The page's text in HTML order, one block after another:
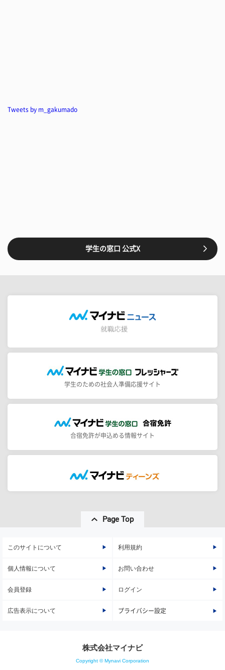
Tweets by m_gakumado
学生の窓口 公式X
学生のための社会人準備応援サイト
合宿免許が申込める情報サイト
Page Top
このサイトについて 利用規約
個人情報について お問い合わせ
会員登録 ログイン
広告表示について プライバシー設定
株式会社マイナビ
Copyright © Mynavi Corporation